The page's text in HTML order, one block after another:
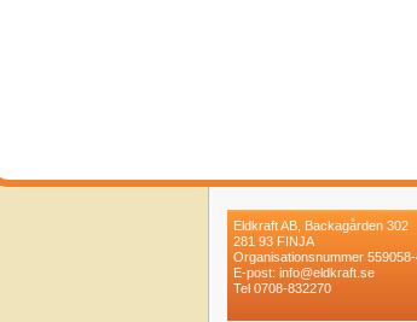
Eldkraft AB, Backagården 302
281 93 FINJA
Organisationsnummer
E-post: info@eldkraft.se
Tel 0708-832270